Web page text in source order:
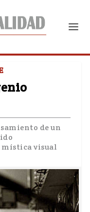
de un
mística visual